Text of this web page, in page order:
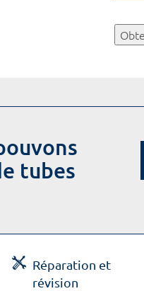
tubes
Réparation et
révision